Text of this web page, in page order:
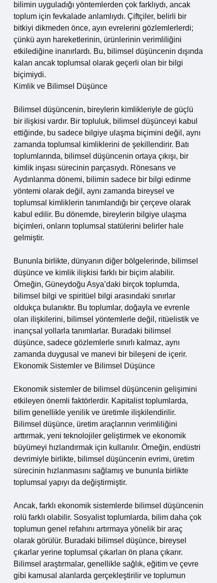
bilimin uyguladığı yöntemlerden çok farklıydı, ancak
toplum için fevkalade anlamlıydı. Çiftçiler, belirli bir
bitkiyi dikmeden önce, ayın evrelerini gözlemlerlerdi;
çünkü ayın hareketlerinin, ürünlerinin verimliliğini
etkilediğine inanırlardı. Bu, bilimsel düşüncenin dışında
kalan ancak toplumsal olarak geçerli olan bir bilgi
biçimiydi.
Kimlik ve Bilimsel Düşünce
Bilimsel düşüncenin, bireylerin kimlikleriyle de güçlü
bir ilişkisi vardır. Bir topluluk, bilimsel düşünceyi kabul
ettiğinde, bu sadece bilgiye ulaşma biçimini değil, aynı
zamanda toplumsal kimliklerini de şekillendirir. Batı
toplumlarında, bilimsel düşüncenin ortaya çıkışı, bir
kimlik inşası sürecinin parçasıydı. Rönesans ve
Aydınlanma dönemi, bilimin sadece bir bilgi edinme
yöntemi olarak değil, aynı zamanda bireysel ve
toplumsal kimliklerin tanımlandığı bir çerçeve olarak
kabul edilir. Bu dönemde, bireylerin bilgiye ulaşma
biçimleri, onların toplumsal statülerini belirler hale
gelmiştir.
Bununla birlikte, dünyanın diğer bölgelerinde, bilimsel
düşünce ve kimlik ilişkisi farklı bir biçim alabilir.
Örneğin, Güneydoğu Asya’daki birçok toplumda,
bilimsel bilgi ve spiritüel bilgi arasındaki sınırlar
oldukça bulanıktır. Bu toplumlar, doğayla ve evrenle
olan ilişkilerini, bilimsel yöntemlerle değil, ritüelistik ve
inançsal yollarla tanımlarlar. Buradaki bilimsel
düşünce, sadece gözlemlerle sınırlı kalmaz, aynı
zamanda duygusal ve manevi bir bileşeni de içerir.
Ekonomik Sistemler ve Bilimsel Düşünce
Ekonomik sistemler de bilimsel düşüncenin gelişimini
etkileyen önemli faktörlerdir. Kapitalist toplumlarda,
bilim genellikle yenilik ve üretimle ilişkilendirilir.
Bilimsel düşünce, üretim araçlarının verimliliğini
arttırmak, yeni teknolojiler geliştirmek ve ekonomik
büyümeyi hızlandırmak için kullanılır. Örneğin, endüstri
devrimiyle birlikte, bilimsel düşüncenin evrimi, üretim
sürecinin hızlanmasını sağlamış ve bununla birlikte
toplumsal yapıyı da değiştirmiştir.
Ancak, farklı ekonomik sistemlerde bilimsel düşüncenin
rolü farklı olabilir. Sosyalist toplumlarda, bilim daha çok
toplumun genel refahını artırmaya yönelik bir araç
olarak görülür. Buradaki bilimsel düşünce, bireysel
çıkarlar yerine toplumsal çıkarları ön plana çıkarır.
Bilimsel araştırmalar, genellikle sağlık, eğitim ve çevre
gibi kamusal alanlarda gerçekleştirilir ve toplumun